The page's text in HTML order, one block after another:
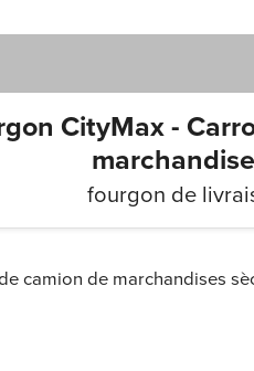
CityMax -
fourgon de